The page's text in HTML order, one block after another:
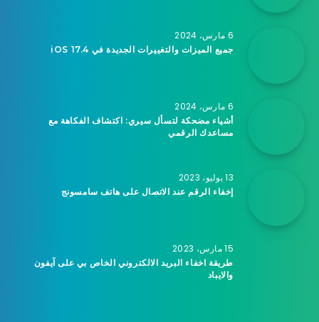
6 مارس، 2024
جميع الميزات والتغييرات الجديدة في iOS 17.4
6 مارس، 2024
أشياء مضحكة لتسأل سيري: اكتشاف الفكاهة مع
مساعدك الرقمي
13 يوليو، 2023
إخفاء الرقم عند الاتصال على هاتف سامسونج
15 مارس، 2023
طريقة اخفاء البريد الالكتروني الخاص بي على آيفون
والايباد